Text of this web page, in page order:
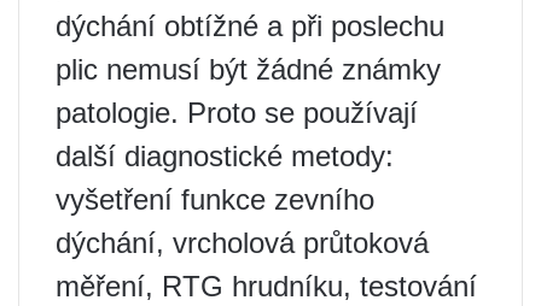
dýchání obtížné a při poslechu
plic nemusí být žádné známky
patologie. Proto se používají
další diagnostické metody:
vyšetření funkce zevního
dýchání, vrcholová průtoková
měření, RTG hrudníku, testování